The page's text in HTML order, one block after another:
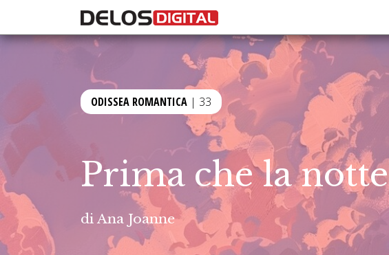
ODISSEA ROMANTICA | 33
Prima che la notte
di Ana Joanne